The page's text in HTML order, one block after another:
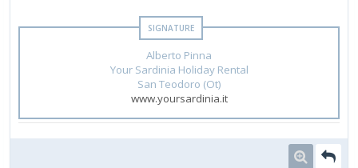
Alberto Pinna
Your Sardinia Holiday Rental
San Teodoro (Ot)
www.yoursardinia.it